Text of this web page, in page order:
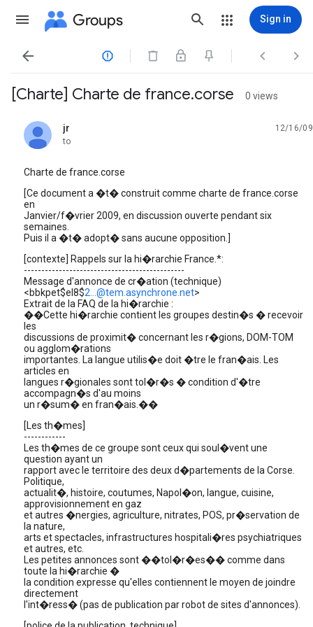
Groups Sign in
   
[Charte] Charte de france.corse 0 views
jr
unread,
12/16/09
to
Charte de france.corse
[Ce document a �t� construit comme charte de france.corse
en
Janvier/f�vrier 2009, en discussion ouverte pendant six
semaines.
Puis il a �t� adopt� sans aucune opposition.]
[contexte] Rappels sur la hi�rarchie France.*:
----------------------------------------------
Message d'annonce de cr�ation (technique)
<bbkpet$el8$2...@tem.asynchrone.net>
Extrait de la FAQ de la hi�rarchie :
��Cette hi�rarchie contient les groupes destin�s � recevoir
les
discussions de proximit� concernant les r�gions, DOM-TOM
ou agglom�rations
importantes. La langue utilis�e doit �tre le fran�ais. Les
articles en
langues r�gionales sont tol�r�s � condition d'�tre
accompagn�s d'au moins
un r�sum� en fran�ais.��
[Les th�mes]
------------
Les th�mes de ce groupe sont ceux qui soul�vent une
question ayant un
rapport avec le territoire des deux d�partements de la Corse.
Politique,
actualit�, histoire, coutumes, Napol�on, langue, cuisine,
approvisionnement en gaz
et autres �nergies, agriculture, nitrates, POS, pr�servation de
la nature,
arts et spectacles, infrastructures hospitali�res psychiatriques
et autres, etc.
Les petites annonces sont ��tol�r�es�� comme dans
toute la hi�rarchie �
la condition expresse qu'elles contiennent le moyen de joindre
directement
l'int�ress� (pas de publication par robot de sites d'annonces).